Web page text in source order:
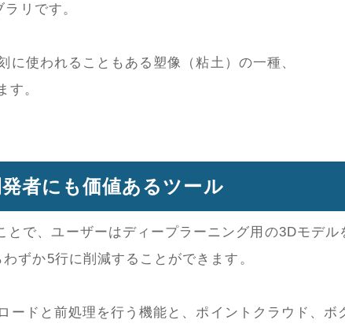
リです。
使われることもある塑像（粘土）の一種、
す。
者にも価値あるツール
とで、ユーザーはディープラーニング用の3Dモデル
ずか5行に削減することができます。
ードと前処理を行う機能と、ポイントクラウド、ボ